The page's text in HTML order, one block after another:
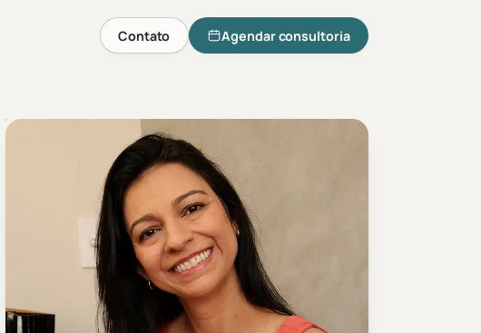
Contato Agendar consultoria